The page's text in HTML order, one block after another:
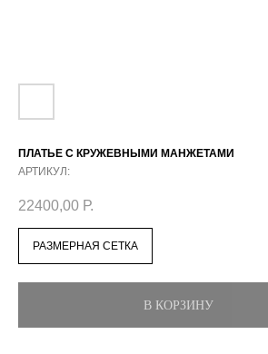
ПЛАТЬЕ С КРУЖЕВНЫМИ МАНЖЕТАМИ
АРТИКУЛ:
22400,00 Р.
РАЗМЕРНАЯ СЕТКА
В КОРЗИНУ